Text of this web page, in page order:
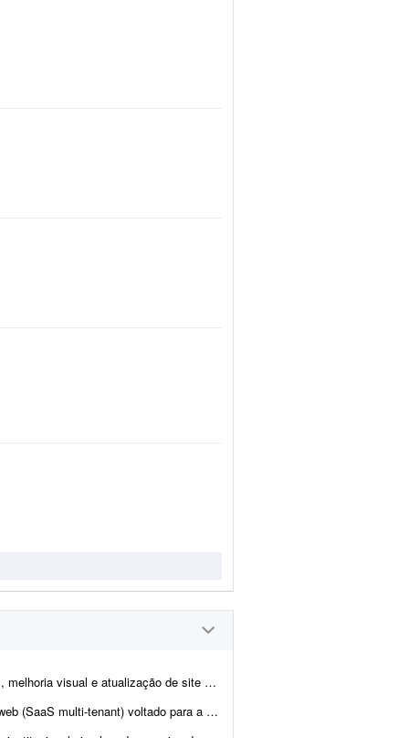
de site de notícias em WordPress. At...
da CIPTEA (Carteira de Identificação da Pessoa com Tra...